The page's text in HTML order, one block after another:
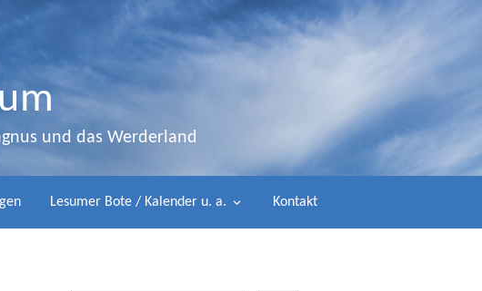
und das Werderland
Lesumer Bote / Kalender u. a. Kontakt